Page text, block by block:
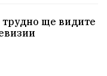
трудно ще видите